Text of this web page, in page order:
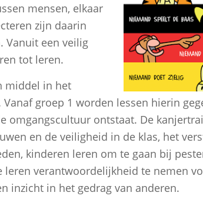
mensen, elkaar
zijn daarin
Vanuit een veilig
tot leren.
middel in het
groep 1 worden lessen hierin
omgangscultuur ontstaat. De
en de veiligheid in de klas, het
kinderen leren om te gaan bij
leren verantwoordelijkheid te nemen
inzicht in het gedrag van anderen.